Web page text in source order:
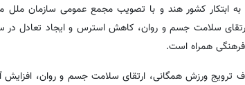
به ابتکار کشور هند و با تصویب مجمع عمومی سازمان
سلامت جسم و روان، کاهش استرس و ایجاد تعادل در
همراه است.
ترویج ورزش همگانی، ارتقای سلامت جسم و روان،